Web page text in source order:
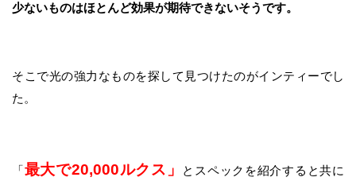
少ないものはほとんど効果が期待できないそうです。
そこで光の強力なものを探して見つけたのがインティーでし
た。
「最大で20,000ルクス」 とスペックを紹介すると共に